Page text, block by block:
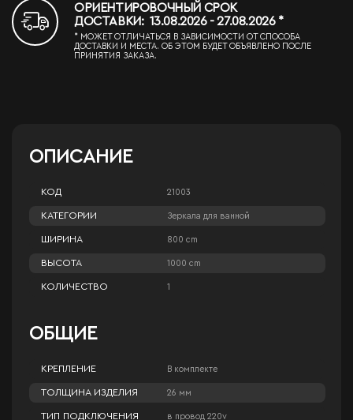
ОРИЕНТИРОВОЧНЫЙ СРОК
ДОСТАВКИ: 13.08.2026 - 27.08.2026 *
* МОЖЕТ ОТЛИЧАТЬСЯ В ЗАВИСИМОСТИ ОТ СПОСОБА
ДОСТАВКИ И МЕСТА. ОБ ЭТОМ БУДЕТ ОБЪЯВЛЕНО ПОСЛЕ
ПРИНЯТИЯ ЗАКАЗА.
ОПИСАНИЕ
КОД 21003
КАТЕГОРИИ Зеркала для ванной
ШИРИНА 800 cm
ВЫСОТА 1000 cm
КОЛИЧЕСТВО 1
ОБЩИЕ
КРЕПЛЕНИЕ В комплекте
ТОЛЩИНА ИЗДЕЛИЯ 26 мм
ТИП ПОДКЛЮЧЕНИЯ в провод 220v